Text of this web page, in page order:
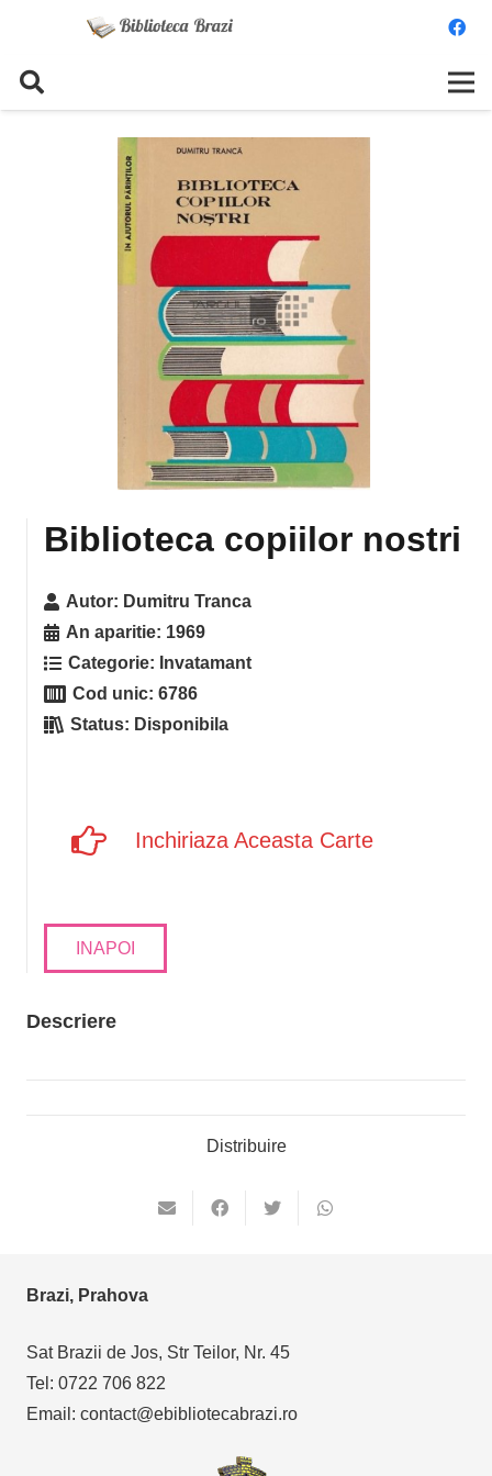
Biblioteca copiilor nostri
Autor: Dumitru Tranca
An aparitie: 1969
Categorie: Invatamant
Cod unic:6786
Status: Disponibila
Inchiriaza Aceasta Carte
INAPOI
Descriere
Distribuire
Brazi, Prahova
Sat Brazii de Jos, Str Teilor, Nr. 45
Tel: 0722 706 822
Email: contact@ebibliotecabrazi.ro